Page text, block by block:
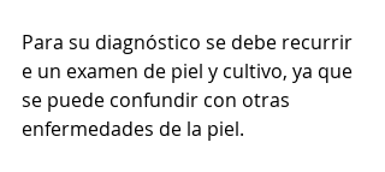
Para su diagnóstico se debe recurrir
e un examen de piel y cultivo, ya que
se puede confundir con otras
enfermedades de la piel.